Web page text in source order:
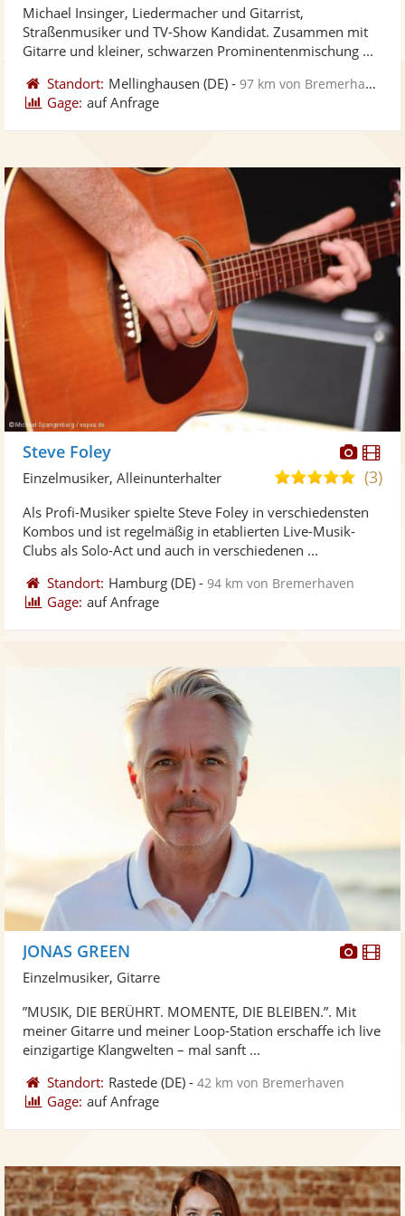
Sternen
Michael Insinger, Liedermacher und Gitarrist,
Straßenmusiker und TV-Show Kandidat. Zusammen mit
Gitarre und kleiner, schwarzen Prominentenmischung ...
Standort: Mellinghausen (DE) -97 km von Bremerhaven
Gage: auf Anfrage
Fotos
Steve Foley
5,0
5
(3)
Einzelmusiker, Alleinunterhalter
Als Profi-Musiker spielte Steve Foley in verschiedensten
Kombos und ist regelmäßig in etablierten Live-Musik-
Clubs als Solo-Act und auch in verschiedenen ...
Standort: Hamburg (DE) -94 km von Bremerhaven
Gage: auf Anfrage
JONAS GREEN
Einzelmusiker, Gitarre
”MUSIK, DIE BERÜHRT. MOMENTE, DIE BLEIBEN.”. Mit
meiner Gitarre und meiner Loop-Station erschaffe ich live
einzigartige Klangwelten – mal sanft ...
Standort: Rastede (DE) -42 km von Bremerhaven
Gage: auf Anfrage